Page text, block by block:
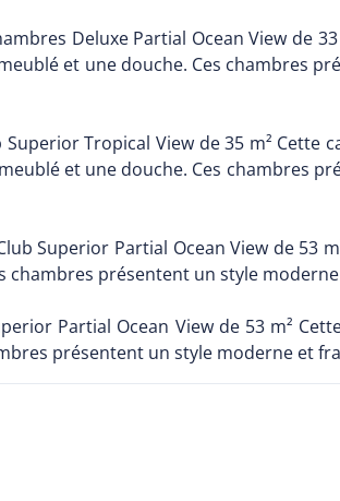
Deluxe Partial Ocean View de
et une douche. Ces chambres
Superior Tropical View de 35 m²
et une douche. Ces chambres
Superior Partial Ocean View de 53
présentent un style
Partial Ocean View de 53 m²
présentent un style moderne et